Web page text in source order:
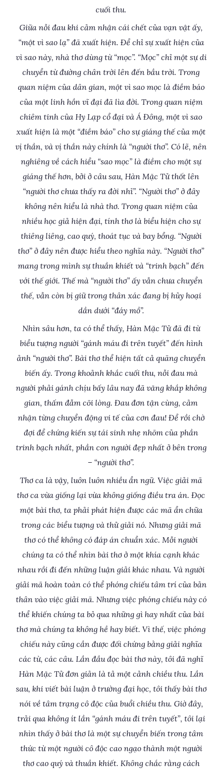
cuối thu.
Giữa nỗi đau khi cảm nhận cái chết của vạn vật ấy,
“một vì sao lạ” đã xuất hiện. Để chỉ sự xuất hiện của
vì sao này, nhà thơ dùng từ “mọc”. “Mọc” chỉ một sự di
chuyển từ đường chân trời lên đến bầu trời. Trong
quan niệm của dân gian, một vì sao mọc là điềm báo
của một linh hồn vĩ đại đã lìa đời. Trong quan niệm
chiêm tinh của Hy Lạp cổ đại và Á Đông, một vì sao
xuất hiện là một “điềm báo” cho sự giáng thế của một
vị thần, và vị thần này chính là “người thơ”. Có lẽ, nên
nghiêng về cách hiểu “sao mọc” là điềm cho một sự
giáng thế hơn, bởi ở câu sau, Hàn Mặc Tử thốt lên
“người thơ chưa thấy ra đời nhỉ”. “Người thơ” ở đây
không nên hiểu là nhà thơ. Trong quan niệm của
nhiều học giả hiện đại, tính thơ là biểu hiện cho sự
thiêng liêng, cao quý, thoát tục và bay bổng. “Người
thơ” ở đây nên được hiểu theo nghĩa này. “Người thơ”
mang trong mình sự thuần khiết và “trinh bạch” đến
với thế giới. Thế mà “người thơ” ấy vẫn chưa chuyển
thế, vẫn còn bị giữ trong thân xác đang bị hủy hoại
dần dưới “đáy mồ”.
Nhìn sâu hơn, ta có thể thấy, Hàn Mặc Tử đã đi từ
biểu tượng người “gánh máu đi trên tuyết” đến hình
ảnh “người thơ”. Bài thơ thể hiện tất cả quãng chuyển
biến ấy. Trong khoảnh khắc cuối thu, nỗi đau mà
người phải gánh chịu bấy lâu nay đã văng khắp không
gian, thấm đẫm cõi lòng. Đau đơn tận cùng, cảm
nhận từng chuyển động vi tế của cơn đau! Để rồi chờ
đợi để chứng kiến sự tái sinh nhẹ nhõm của phần
trinh bạch nhất, phần con người đẹp nhất ở bên trong
– “người thơ”.
Thơ ca là vậy, luôn luôn nhiều ẩn ngữ. Việc giải mã
thơ ca vừa giống lại vừa không giống điều tra án. Đọc
một bài thơ, ta phải phát hiện được các mã ẩn chữa
trong các biểu tượng và thử giải nó. Nhưng giải mã
thơ có thể không có đáp án chuẩn xác. Mỗi người
chúng ta có thể nhìn bài thơ ở một khía cạnh khác
nhau rồi đi đến những luận giải khác nhau. Và người
giải mã hoàn toàn có thể phóng chiếu tâm trí của bản
thân vào việc giải mã. Nhưng việc phóng chiếu này có
thể khiến chúng ta bỏ qua những gì hay nhất của bài
thơ mà chúng ta không hề hay biết. Vì thế, việc phóng
chiếu này cũng cần được đối chứng bằng giải nghĩa
các từ, các câu. Lần đầu đọc bài thơ này, tôi đã nghĩ
Hàn Mặc Tử đơn giản là tả một cảnh chiều thu. Lần
sau, khi viết bài luận ở trường đại học, tôi thấy bài thơ
nói về tâm trạng cô độc của buổi chiều thu. Giờ đây,
trải qua không ít lần “gánh máu đi trên tuyết”, tôi lại
nhìn thấy ở bài thơ là một sự chuyển biến trong tâm
thức từ một người cô độc cao ngạo thành một người
thơ cao quý và thuần khiết. Không chắc rằng cách